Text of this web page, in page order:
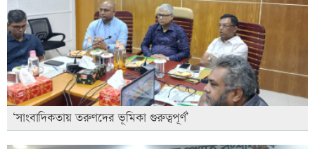
‘সাংবাদিকতায় তরুণদের ভূমিকা গুরুত্বপূর্ণ’